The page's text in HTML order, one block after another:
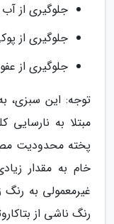
جلوگیری از آب
جلوگیری از
جلوگیری از
توجه: این سبزی،
مبتلا به
پخته محدودیت
خام به مقدار
غیرمعمولی به رنگ
رنگ ناشی از